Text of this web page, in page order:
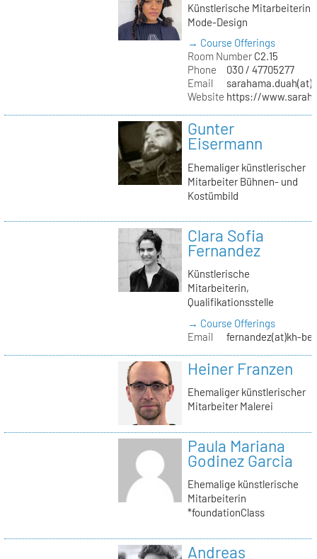
Künstlerische Mitarbeiterin
Mode-Design
→ Course Offerings
Room NumberC2.15
Phone
030 / 47705277
Email
Website https://
Gunter
Eisermann
Ehemaliger künstlerischer
Mitarbeiter Bühnen- und
Kostümbild
Clara Sofia
Fernandez
Künstlerische
Mitarbeiterin,
Qualifikationsstelle
→ Course Offerings
Email
fernandez(at)kh-
Heiner Franzen
Ehemaliger künstlerischer
Mitarbeiter Malerei
Paula Mariana
Godinez Garcia
Ehemalige künstlerische
Mitarbeiterin
*foundationClass
Andreas